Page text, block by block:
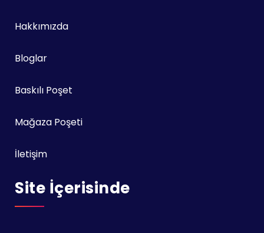
Hakkımızda
Bloglar
Baskılı Poşet
Mağaza Poşeti
İletişim
Site İçerisinde